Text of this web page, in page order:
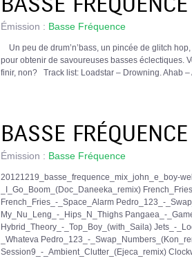
Émission : Basse Fréquence
Un peu de drum’n’bass, un pincée de glitch
pour obtenir de savoureuses basses éclectiques.
finir, non? Track list: Loadstar – Drowning. Ahab
BASSE
Émission : Basse Fréquence
20121219_basse_frequence_mix_john_e_boy-
_I_Go_Boom_(Doc_Daneeka_remix)
French_Fries_-_Space_Alarm Pedro_123_-
My_Nu_Leng_-_Hips_N_Thighs Pangaea_-
Hybrid_Theory_-_Top_Boy_(with_Saila) Jets_-
_Whateva Pedro_123_-
Session9_-_Ambient_Clutter_(Ejeca_remix)